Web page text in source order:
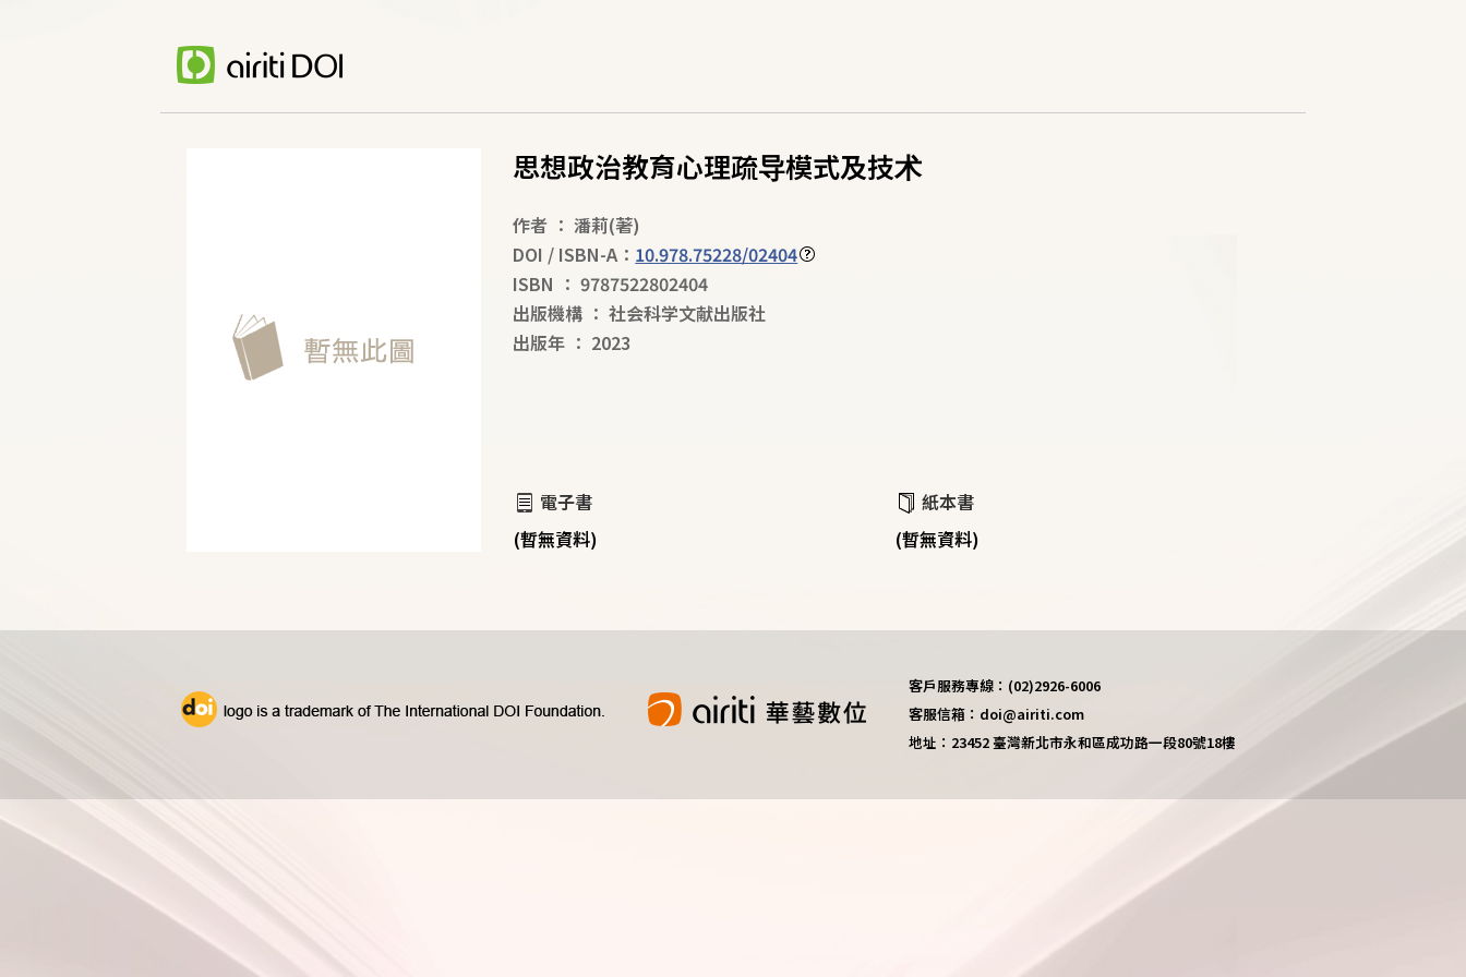
思想政治教育心理疏导模式及技术
作者 ： 潘莉(著)
DOI / ISBN-A： 10.978.75228/02404
ISBN ： 9787522802404
出版機構 ： 社会科学文献出版社
出版年 ： 2023
電子書
(暫無資料)
紙本書
(暫無資料)
客戶服務專線：(02)2926-6006
客服信箱：doi@airiti.com
地址：23452 臺灣新北市永和區成功路一段80號18樓